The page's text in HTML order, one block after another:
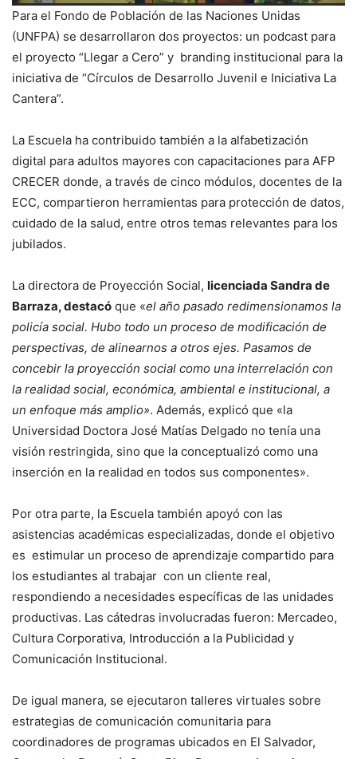
Para el Fondo de Población de las Naciones Unidas
(UNFPA) se desarrollaron dos proyectos: un podcast para
el proyecto “Llegar a Cero” y branding institucional para la
iniciativa de “Círculos de Desarrollo Juvenil e Iniciativa La
Cantera”.
La Escuela ha contribuido también a la alfabetización
digital para adultos mayores con capacitaciones para AFP
CRECER donde, a través de cinco módulos, docentes de la
ECC, compartieron herramientas para protección de datos,
cuidado de la salud, entre otros temas relevantes para los
jubilados.
La directora de Proyección Social, licenciada Sandra de
Barraza, destacó que «el año pasado redimensionamos la
policía social. Hubo todo un proceso de modificación de
perspectivas, de alinearnos a otros ejes. Pasamos de
concebir la proyección social como una interrelación con
la realidad social, económica, ambiental e institucional, a
un enfoque más amplio». Además, explicó que «la
Universidad Doctora José Matías Delgado no tenía una
visión restringida, sino que la conceptualizó como una
inserción en la realidad en todos sus componentes».
Por otra parte, la Escuela también apoyó con las
asistencias académicas especializadas, donde el objetivo
es estimular un proceso de aprendizaje compartido para
los estudiantes al trabajar con un cliente real,
respondiendo a necesidades específicas de las unidades
productivas. Las cátedras involucradas fueron: Mercadeo,
Cultura Corporativa, Introducción a la Publicidad y
Comunicación Institucional.
De igual manera, se ejecutaron talleres virtuales sobre
estrategias de comunicación comunitaria para
coordinadores de programas ubicados en El Salvador,